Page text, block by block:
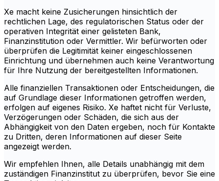
Xe macht keine Zusicherungen hinsichtlich der
rechtlichen Lage, des regulatorischen Status oder der
operativen Integrität einer gelisteten Bank,
Finanzinstitution oder Vermittler. Wir befürworten oder
überprüfen die Legitimität keiner eingeschlossenen
Einrichtung und übernehmen auch keine Verantwortung
für Ihre Nutzung der bereitgestellten Informationen.
Alle finanziellen Transaktionen oder Entscheidungen, die
auf Grundlage dieser Informationen getroffen werden,
erfolgen auf eigenes Risiko. Xe haftet nicht für Verluste,
Verzögerungen oder Schäden, die sich aus der
Abhängigkeit von den Daten ergeben, noch für Kontakte
zu Dritten, deren Informationen auf dieser Seite
angezeigt werden.
Wir empfehlen Ihnen, alle Details unabhängig mit dem
zuständigen Finanzinstitut zu überprüfen, bevor Sie eine